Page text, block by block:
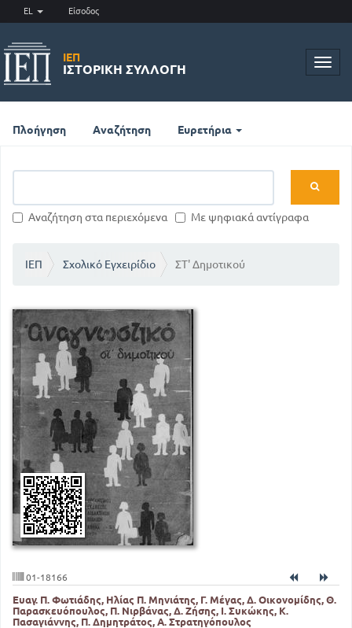
EL Είσοδος
ΙΕΠ
ΙΣΤΟΡΙΚΉ ΣΥΛΛΟΓΉ
Πλοήγηση Αναζήτηση Ευρετήρια
Αναζήτηση στα περιεχόμενα Με ψηφιακά αντίγραφα
ΙΕΠ Σχολικό Εγχειρίδιο ΣΤ' Δημοτικού
01-18166
Ευαγ. Π. Φωτιάδης, Ηλίας Π. Μηνιάτης, Γ. Μέγας, Δ. Οικονομίδης, Θ.
Παρασκευόπουλος, Π. Νιρβάνας, Δ. Ζήσης, Ι. Συκώκης, Κ.
Πασαγιάννης, Π. Δημητράτος, Α. Στρατηγόπουλος